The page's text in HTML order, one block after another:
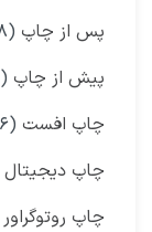
پس از چاپ (۸)
پیش از چاپ (۶۱)
چاپ افست (۸۶)
چاپ دیجیتال
چاپ روتوگراور